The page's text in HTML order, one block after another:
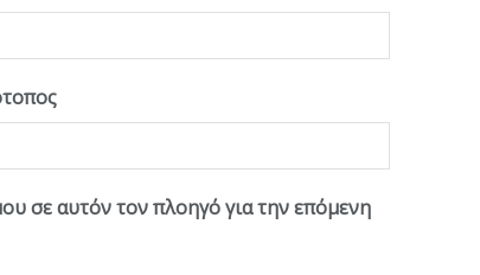
σε αυτόν τον πλοηγό για την επόμενη